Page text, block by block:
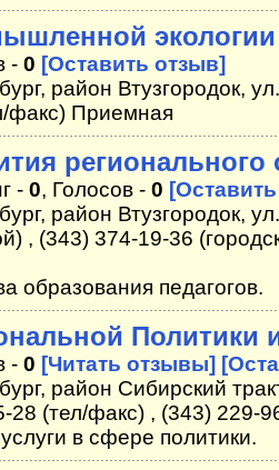
- 0 [Оставить отзыв]
район Втузгородок,
факс) Приемная
- 0, Голосов - 0
район Втузгородок,
, (343) 374-19-36
образования педагогов.
- 0 [Читать отзывы]
район Сибирский
28 (тел/факс) , (343) 229-
в сфере политики.